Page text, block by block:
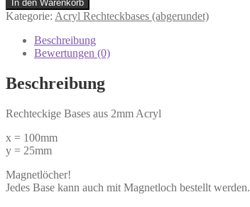
In den Warenkorb
Kategorie: Acryl Rechteckbases (abgerundet)
Beschreibung
Bewertungen (0)
Beschreibung
Rechteckige Bases aus 2mm Acryl
x = 100mm
y = 25mm
Magnetlöcher!
Jedes Base kann auch mit Magnetloch bestellt werden.